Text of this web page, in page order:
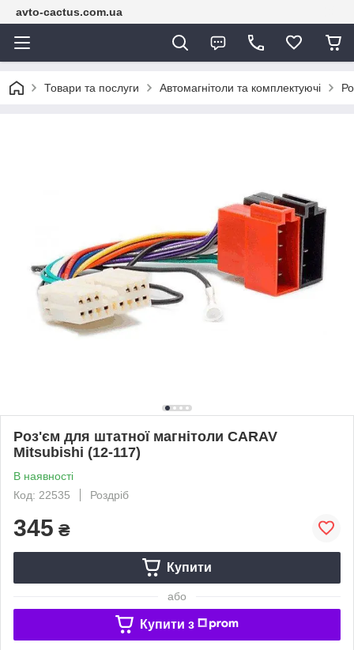
avto-cactus.com.ua
Товари та послуги Автомагнітоли та комплектуючі
Роз'єм для штатної магнітоли CARAV
Mitsubishi (12-117)
В наявності
Код: 22535
Роздріб
345 ₴
Купити
або
Купити з